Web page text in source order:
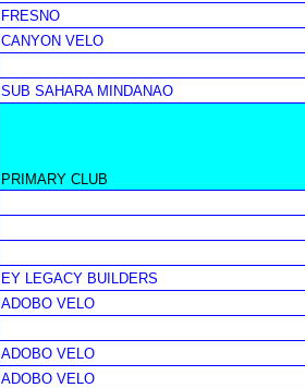
FRESNO
CANYON VELO
SUB SAHARA MINDANAO
PRIMARY CLUB
EY LEGACY BUILDERS
ADOBO VELO
ADOBO VELO
ADOBO VELO